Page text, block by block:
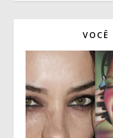
VOCÊ